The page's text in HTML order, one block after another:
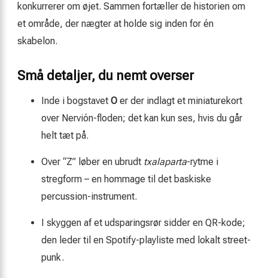
konkurrerer om øjet. Sammen fortæller de historien om
et område, der nægter at holde sig inden for én
skabelon.
Små detaljer, du nemt overser
Inde i bogstavet O er der indlagt et miniaturekort
over Nervión-floden; det kan kun ses, hvis du går
helt tæt på.
Over “Z” løber en ubrudt txalaparta-rytme i
stregform – en hommage til det baskiske
percussion-instrument.
I skyggen af et udsparingsrør sidder en QR-kode;
den leder til en Spotify-playliste med lokalt street-
punk.